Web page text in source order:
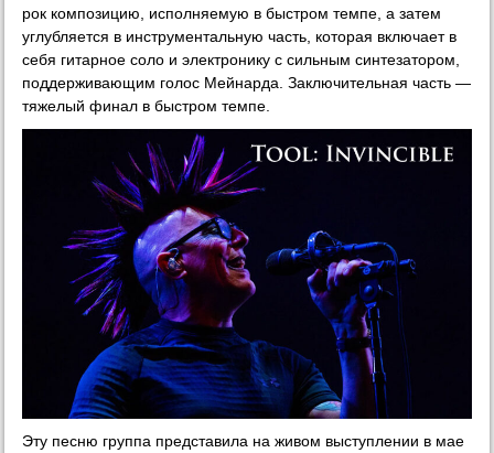
рок композицию, исполняемую в быстром темпе, а затем
углубляется в инструментальную часть, которая включает в
себя гитарное соло и электронику с сильным синтезатором,
поддерживающим голос Мейнарда. Заключительная часть —
тяжелый финал в быстром темпе.
Эту песню группа представила на живом выступлении в мае